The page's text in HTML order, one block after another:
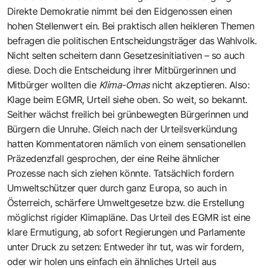
Direkte Demokratie nimmt bei den Eidgenossen einen
hohen Stellenwert ein. Bei praktisch allen heikleren Themen
befragen die politischen Entscheidungsträger das Wahlvolk.
Nicht selten scheitern dann Gesetzesinitiativen – so auch
diese. Doch die Entscheidung ihrer Mitbürgerinnen und
Mitbürger wollten die Klima-Omasnicht akzeptieren. Also:
Klage beim EGMR, Urteil siehe oben. So weit, so bekannt.
Seither wächst freilich bei grünbewegten Bürgerinnen und
Bürgern die Unruhe. Gleich nach der Urteilsverkündung
hatten Kommentatoren nämlich von einem sensationellen
Präzedenzfall gesprochen, der eine Reihe ähnlicher
Prozesse nach sich ziehen könnte. Tatsächlich fordern
Umweltschützer quer durch ganz Europa, so auch in
Österreich, schärfere Umweltgesetze bzw. die Erstellung
möglichst rigider Klimapläne. Das Urteil des EGMR ist eine
klare Ermutigung, ab sofort Regierungen und Parlamente
unter Druck zu setzen: Entweder ihr tut, was wir fordern,
oder wir holen uns einfach ein ähnliches Urteil aus